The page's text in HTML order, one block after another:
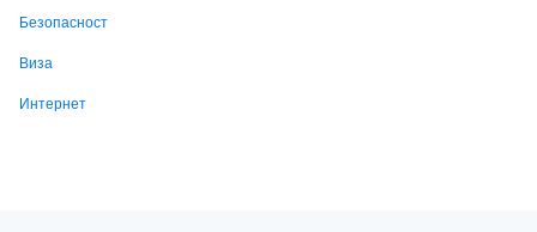
Безопасност
Виза
Интернет